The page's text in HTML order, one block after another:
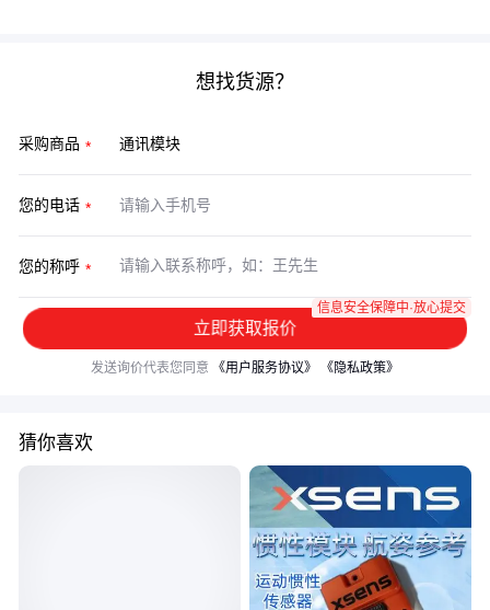
想找货源？
采购商品
您的电话
您的称呼
立即获取报价
信息安全保障中·放心提交
发送询价代表您同意 《用户服务协议》 《隐私政策》
猜你喜欢